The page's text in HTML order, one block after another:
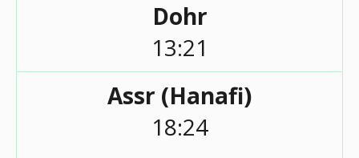
Dohr
13:21
Assr (Hanafi)
18:24